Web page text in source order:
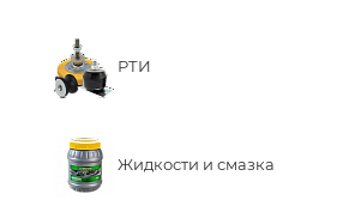
РТИ
Жидкости и смазка